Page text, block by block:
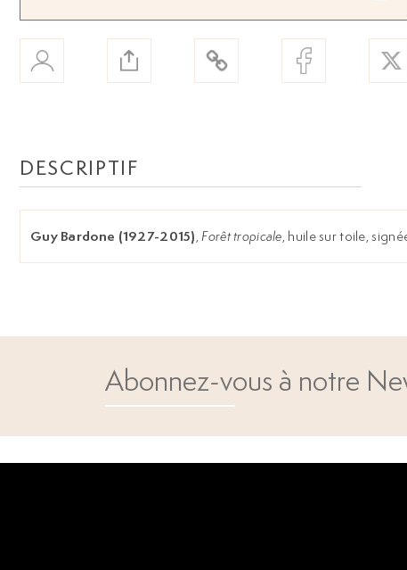
DESCRIPTIF
Guy Bardone (1927-2015),Forêt tropicale, huile sur toile,
Abonnez-vous à notre